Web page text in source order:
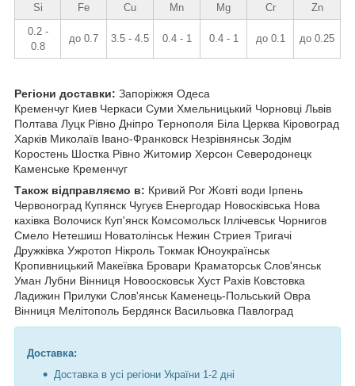
Si Fe Cu Mn Mg Cr
Zn
0.2 -
0.8
до 0.7 3.5 - 4.5 0.4 - 1 0.4 - 1 до 0.1 до 0.25
Регіони доставки: Запоріжжя Одеса
Кременчуг Киев Черкаси Суми Хмельницький Чорновці Львів
Полтава Луцк Рівно Дніпро Тернополя Біла Церква Кіровоград
Харків Миколаїв Івано-Франковск Незрівнянськ Зодім
Коростень Шостка Рівно Житомир Херсон Северодонецк
Каменське Кременчуг
Також відправляємо в: Кривий Рог Жовті води Ірпень
Червоноград Купянск Чугуєв Енергодар Новосківська Нова
кахівка Волочиск Куп'янск Комсомольск Іллічевськ Чорнигов
Смело Нетешиш Новатолінськ Нежин Стриея Тригачі
Дружківка Ужротоп Нікроль Токмак Юноукраїнськ
Кропивницький Макеївка Бровари Краматорськ Слов'янськ
Уман Лубни Вінниця Новоосковськ Хуст Рахів Ковстовка
Ладижин Прилуки Слов'янськ Каменець-Польський Овра
Вінниця Мелітополь Бердянск Васильовка Павлоград
Доставка:
Доставка в усі регіони України 1-2 дні